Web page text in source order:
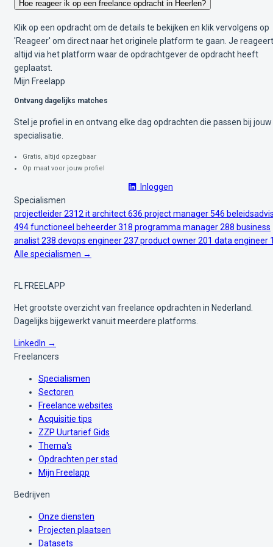
Hoe reageer ik op een freelance opdracht in Heerlen?
Klik op een opdracht om de details te bekijken en klik vervolgens op
'Reageer' om direct naar het originele platform te gaan. Je reageert
altijd via het platform waar de opdrachtgever de opdracht heeft
geplaatst.
Mijn Freelapp
Ontvang dagelijks matches
Stel je profiel in en ontvang elke dag opdrachten die passen bij jouw
specialisatie.
Gratis, altijd opzegbaar
Op maat voor jouw profiel
Inloggen
Specialismen
projectleider2312 it architect636 project manager546
494functioneel beheerder318 programma manager288 business
analist238 devops engineer237product owner201 data engineer
Alle specialismen →
FL FREELAPP
Het grootste overzicht van freelance opdrachten in Nederland.
Dagelijks bijgewerkt vanuit meerdere platforms.
LinkedIn →
Freelancers
Specialismen
Sectoren
Freelance websites
Acquisitie tips
ZZP Uurtarief Gids
Thema's
Opdrachten per stad
Mijn Freelapp
Bedrijven
Onze diensten
Projecten plaatsen
Datasets